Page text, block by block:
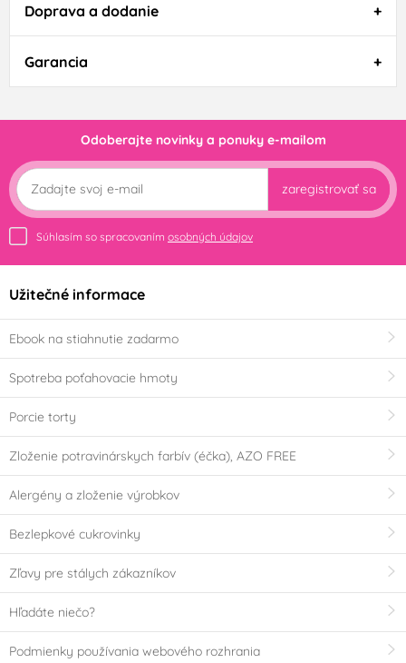
Doprava a dodanie
Garancia
Odoberajte novinky a ponuky e-mailom
zaregistrovať sa
Súhlasím so spracovaním osobných údajov
Užitečné informace
Ebook na stiahnutie zadarmo
Spotreba poťahovacie hmoty
Porcie torty
Zloženie potravinárskych farbív (éčka), AZO FREE
Alergény a zloženie výrobkov
Bezlepkové cukrovinky
Zľavy pre stálych zákazníkov
Hľadáte niečo?
Podmienky používania webového rozhrania